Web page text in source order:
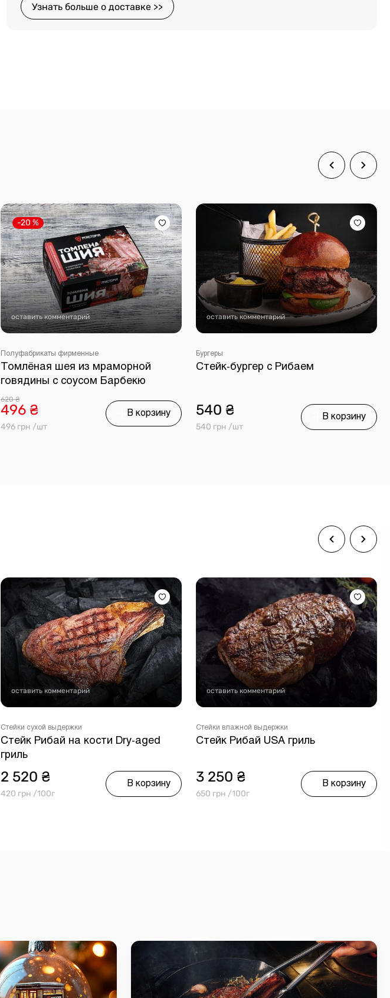
Узнать больше о доставке >>
-20 %
оставить комментарий
Полуфабрикаты фирменные
Томлёная шея из мраморной
говядины с соусом Барбекю
620 ₴
496 ₴
496 грн /шт
В корзину
оставить комментарий
Бургеры
Стейк-бургер с Рибаем
540 ₴
540 грн /шт
В корзину
оставить комментарий
Стейки сухой выдержки
Стейк Рибай на кости Dry-aged
гриль
2 520 ₴
420 грн /100г
В корзину
оставить комментарий
Стейки влажной выдержки
Стейк Рибай USA гриль
3 250 ₴
650 грн /100г
В корзину